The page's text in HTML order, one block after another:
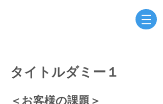
タイトルダミー１
＜お客様の課題＞